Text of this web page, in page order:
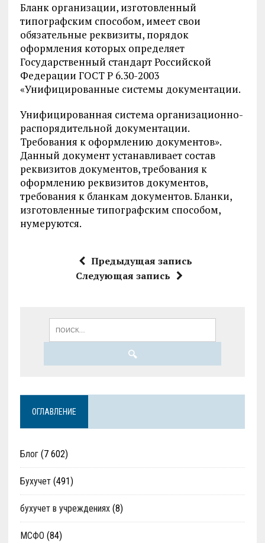
Бланк организации, изготовленный
типографским способом, имеет свои
обязательные реквизиты, порядок
оформления которых определяет
Государственный стандарт Российской
Федерации ГОСТ Р 6.30-2003
«Унифицированные системы документации.
Унифицированная система организационно-
распорядительной документации.
Требования к оформлению документов».
Данный документ устанавливает состав
реквизитов документов, требования к
оформлению реквизитов документов,
требования к бланкам документов. Бланки,
изготовленные типографским способом,
нумеруются.
Предыдущая запись
Следующая запись
ОГЛАВЛЕНИЕ
Блог(7 602)
Бухучет(491)
бухучет в учреждениях(8)
МСФО (84)